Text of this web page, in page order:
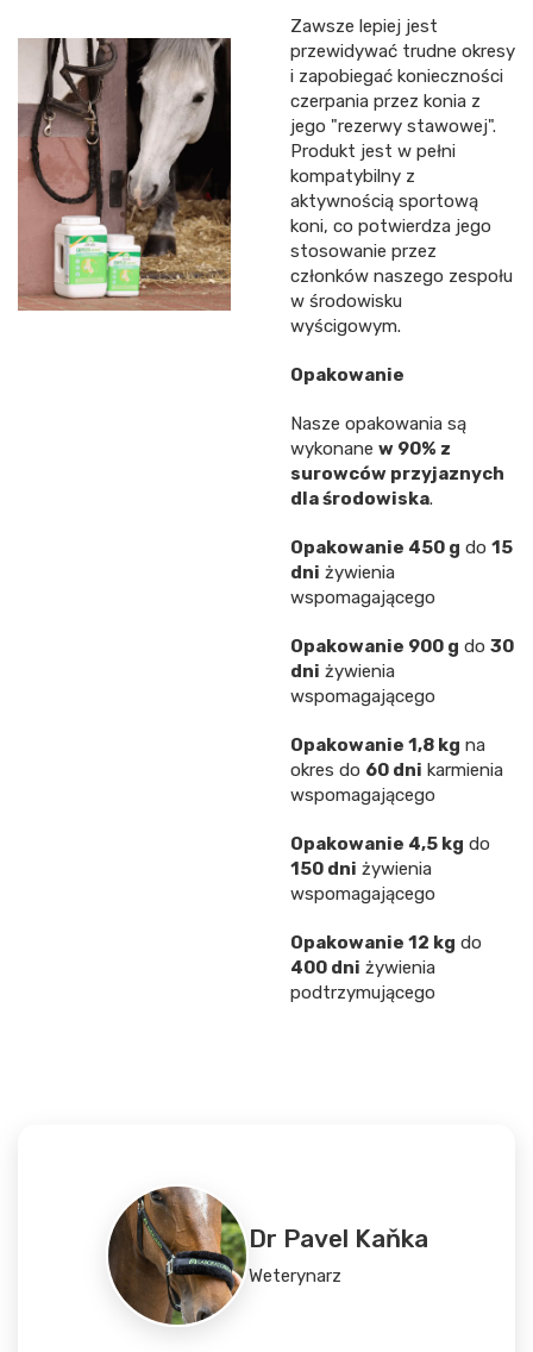
Zawsze lepiej jest
przewidywać trudne okresy
i zapobiegać konieczności
czerpania przez konia z
jego "rezerwy stawowej".
Produkt jest w pełni
kompatybilny z
aktywnością sportową
koni, co potwierdza jego
stosowanie przez
członków naszego zespołu
w środowisku
wyścigowym.
Opakowanie
Nasze opakowania są
wykonane w 90% z
surowców przyjaznych
dla środowiska.
Opakowanie 450 g do 15
dni żywienia
wspomagającego
Opakowanie 900 g do 30
dni żywienia
wspomagającego
Opakowanie 1,8 kg na
okres do 60 dni karmienia
wspomagającego
Opakowanie 4,5 kg do
150 dni żywienia
wspomagającego
Opakowanie 12 kg do
400 dni żywienia
podtrzymującego
Dr Pavel Kaňka
Weterynarz